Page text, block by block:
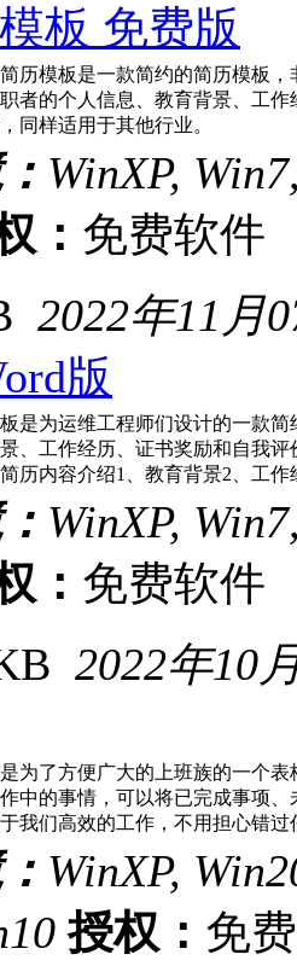
板 免费版
历模板是一款简约的简历模板
者的个人信息、教育背景、工
同样适用于其他行业。
WinXP,
： 免费软
2022年11月
版
是为运维工程师们设计的一款
、工作经历、证书奖励和自我
历内容介绍1、教育背景2、工
WinXP,
： 免费软
2022年10
为了方便广大的上班族的一个
中的事情，可以将已完成事项
我们高效的工作，不用担心错
WinXP,
授权： 免